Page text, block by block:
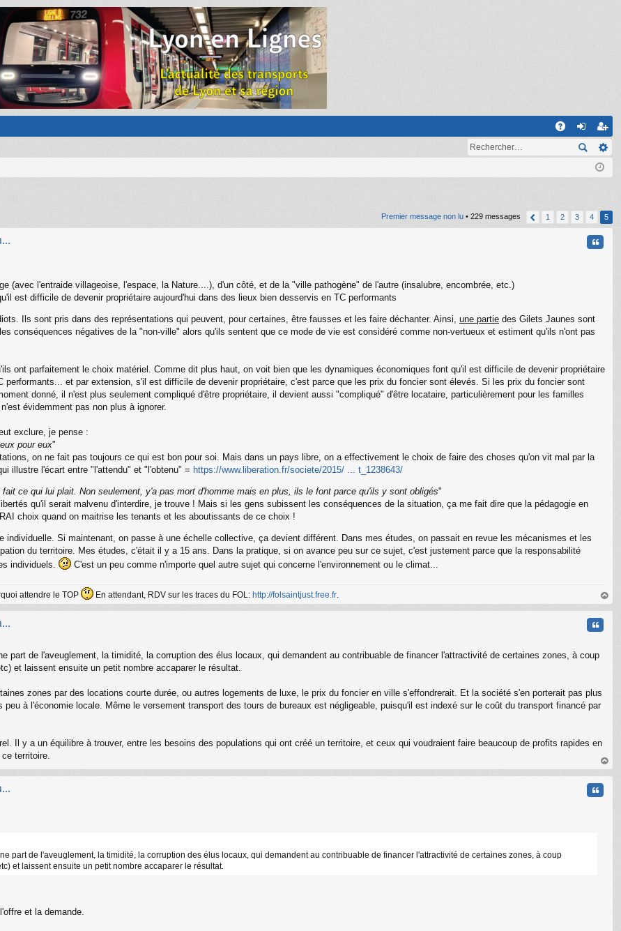
on
on
ns
cri
on
Premier message non lu • 229 messages 1 2 3 4 5
C
(avec l'entraide villageoise, l'espace, la Nature....), d'un côté, et de la "ville pathogène" de l'autre (insalubre, encombrée, etc.)
est difficile de devenir propriétaire aujourd'hui dans des lieux bien desservis en TC performants
Ils sont pris dans des représentations qui peuvent, pour certaines, être fausses et les faire déchanter. Ainsi, une partie des Gilets Jaunes sont
conséquences négatives de la "non-ville" alors qu'ils sentent que ce mode de vie est considéré comme non-vertueux et estiment qu'ils n'ont pas
ont parfaitement le choix matériel. Comme dit plus haut, on voit bien que les dynamiques économiques font qu'il est difficile de devenir propriétaire
performants... et par extension, s'il est difficile de devenir propriétaire, c'est parce que les prix du foncier sont élevés. Si les prix du foncier sont
donné, il n'est plus seulement compliqué d'être propriétaire, il devient aussi "compliqué" d'être locataire, particulièrement pour les familles
évidemment pas non plus à ignorer.
exclure, je pense :
pour eux"
on ne fait pas toujours ce qui est bon pour soi. Mais dans un pays libre, on a effectivement le choix de faire des choses qu'on vit mal par la
illustre l'écart entre "l'attendu" et "l'obtenu" = https://www.liberation.fr/societe/2015/ ... t_1238643/
ce qui lui plait. Non seulement, y'a pas mort d'homme mais en plus, ils le font parce qu'ils y sont obligés"
qu'il serait malvenu d'interdire, je trouve ! Mais si les gens subissent les conséquences de la situation, ça me fait dire que la pédagogie en
choix quand on maitrise les tenants et les aboutissants de ce choix !
individuelle. Si maintenant, on passe à une échelle collective, ça devient différent. Dans mes études, on passait en revue les mécanismes et les
du territoire. Mes études, c'était il y a 15 ans. Dans la pratique, si on avance peu sur ce sujet, c'est justement parce que la responsabilité
individuels.
C'est un peu comme n'importe quel autre sujet qui concerne l'environnement ou le climat...
attendre le TOP En attendant, RDV sur les traces du FOL: http://folsaintjust.free.fr
au
part de l'aveuglement, la timidité, la corruption des élus locaux, qui demandent au contribuable de financer l'attractivité de certaines zones, à coup
et laissent ensuite un petit nombre accaparer le résultat.
zones par des locations courte durée, ou autres logements de luxe, le prix du foncier en ville s'effondrerait. Et la société s'en porterait pas plus
à l'économie locale. Même le versement transport des tours de bureaux est négligeable, puisqu'il est indexé sur le coût du transport financé par
Il y a un équilibre à trouver, entre les besoins des populations qui ont créé un territoire, et ceux qui voudraient faire beaucoup de profits rapides en
territoire.
au
part de l'aveuglement, la timidité, la corruption des élus locaux, qui demandent au contribuable de financer l'attractivité de certaines zones, à coup
et laissent ensuite un petit nombre accaparer le résultat.
et la demande.